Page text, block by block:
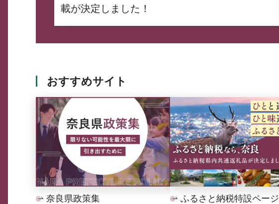
載が決定しました！
おすすめサイト
奈良県政策集 ふるさと納税特設ページ